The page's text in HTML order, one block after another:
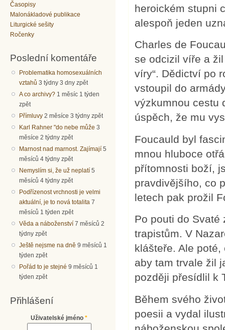
Časopisy
Malonákladové publikace
Liturgické sešity
Ročenky
Poslední komentáře
Problematika homosexuálních
vztahů 3 týdny 3 dny zpět
A co archivy? 1 měsíc 1 týden
zpět
Přímluvy 2 měsíce 3 týdny zpět
Karl Rahner "do nebe může 3
měsíce 2 týdny zpět
Marnost nad marnost. Zajímají 5
měsíců 4 týdny zpět
Nemyslím si, že už neplatí 5
měsíců 4 týdny zpět
Podřízenost vrchnosti je velmi
aktuální, je to nová totalita 7
měsíců 1 týden zpět
Věda a náboženství 7 měsíců 2
týdny zpět
Ještě nejsme na dně 9 měsíců 1
týden zpět
Pořád to je stejné 9 měsíců 1
týden zpět
Přihlášení
Uživatelské jméno *
heroickém stupni
alespoň jeden
Charles de
se odcizil víře a
víry“. Dědictví po
vstoupil do
výzkumnou cestu
úspěch, že mu
Foucauld byl
mnou hluboce
přítomnosti boží,
pravdivějšího, co
letech pak prožil
Po pouti do
trapistům. V
klášteře. Ale
aby tam trvale žil
později přesídlil k
Během svého
poesii a vydal